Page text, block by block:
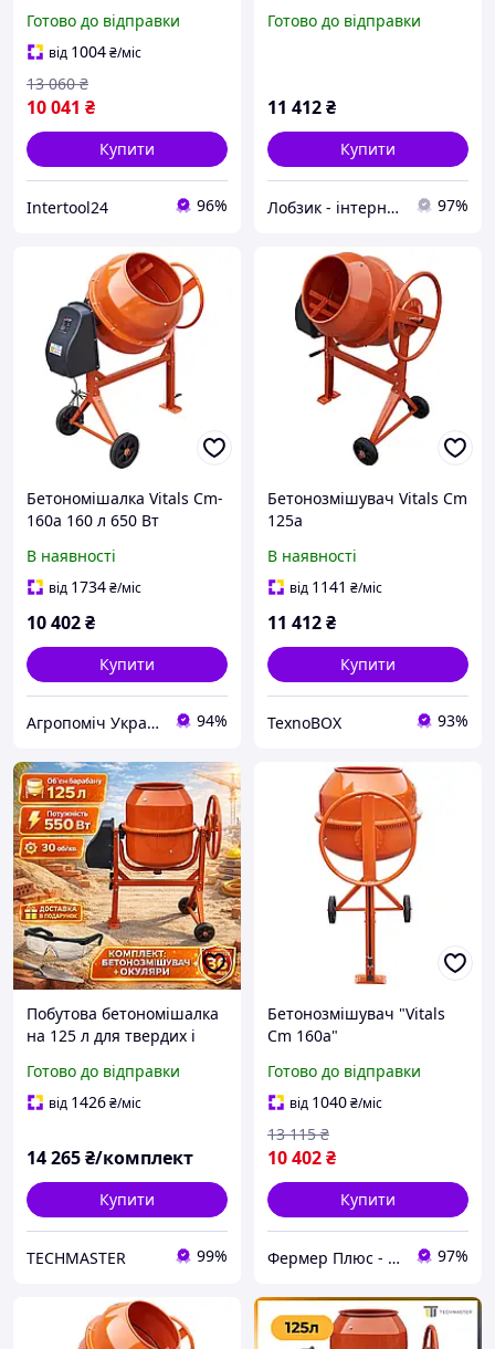
Готово до відправки
від 1004₴/міс
10 041 ₴
13 060 ₴
Купити
Intertool24 96%
125a
Готово до відправки
11 412₴
Купити
Лобзик - інтернет магазин 97%
Бетономішалка Vitals Cm-
160a 160 л 650 Вт
В наявності
від 1734₴/міс
10 402₴
Купити
Агропоміч Україна 94%
Бетонозмішувач Vitals Cm
125a
В наявності
від 1141 ₴/міс
11 412₴
Купити
TexnoBOX 93%
Побутова бетономішалка
на 125 л для твердих і
Бетонки, Бетономішалка
з електродвигуном
Готово до відправки
від 1426₴/міс
14 265₴/комплект
Купити
TECHMASTER 99%
Бетонозмішувач "Vitals
Cm 160a"
Готово до відправки
від 1040₴/міс
10 402₴
13 115 ₴
Купити
Фермер Плюс - інтернет магазин садової техніки 97%